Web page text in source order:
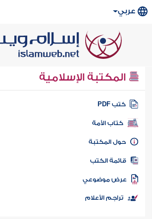
عربي
المكتبة الإسلامية
كتب PDF
كتاب الأمة
المكتبة
الكتب
موضوعي